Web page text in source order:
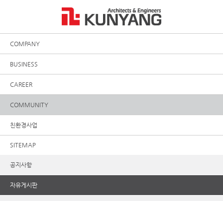
COMPANY
BUSINESS
CAREER
COMMUNITY
친환경사업
SITEMAP
공지사항
자유게시판